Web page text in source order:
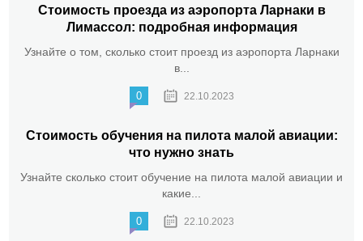
Стоимость проезда из аэропорта Ларнаки в
Лимассол: подробная информация
Узнайте о том, сколько стоит проезд из аэропорта Ларнаки
в...
0 22.10.2023
Стоимость обучения на пилота малой авиации:
что нужно знать
Узнайте сколько стоит обучение на пилота малой авиации и
какие...
0 22.10.2023